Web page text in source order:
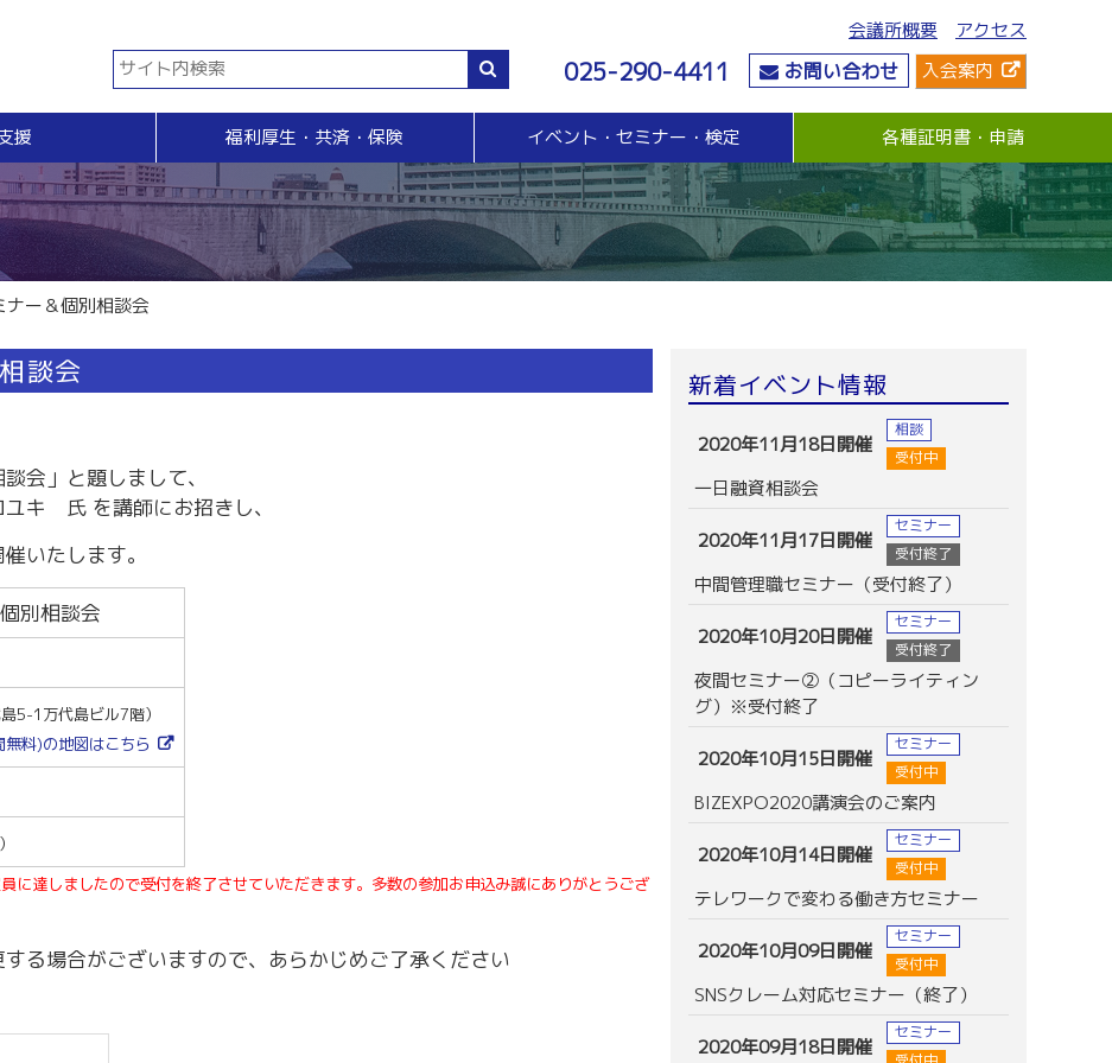
会議所概要 アクセス
025-290-4411 お問い合わせ 入会案内
援
Ｍ＆Ａ
援（無料相談窓口）
易診断
・斡旋
創業融資相談（無料窓口相談）
ライブラリー
援
1日～令和7年3月31日計画
販売拡大・人脈
販売拡大
商い情報便
電子商い情報便
商いつなぐサイト
交流会
資金・融資
無担保・無保証人融資
各種融資制度紹介
社会情勢
要望・提言
地域活性化
福利厚生・共済・保険
共済等
生命共済制度「チューリップ共済」
小規模企業共済制度
火災共済
自動車共済
国民年金基金
危機管理
危機管理支援（無料窓口相談）
与信管理支援(あんしん取引情報提供事業)
ビジネス総合保険制度
売上債権保全制度（グループ取引信用保険）
業務災害補償プラン
休業補償プラン
イベント・セミナー・検定
イベント・セミナー・検定
イベント・セミナー
検定
各種証明書・申請
各種証明書・申請
貿易関係証明
電子証明書発行
【受付終了】GS1事業者（JAN企業）コード
ー＆個別相談会
談会
会」と題しまして、
キ 氏 を講師にお招きし、
いたします。
別相談会
5-1万代島ビル7階）
料)の地図はこちら
に達しましたので受付を終了させていただきます。多数の参加お申込み誠にありがとうござ
る場合がございますので、あらかじめご了承ください
新着イベント情報
2020年11月18日開催
相談
受付中
一日融資相談会
2020年11月17日開催
セミナー
受付終了
中間管理職セミナー（受付終了）
2020年10月20日開催
セミナー
受付終了
夜間セミナー②（コピーライティン
グ）※受付終了
2020年10月15日開催
セミナー
受付中
BIZEXPO2020講演会のご案内
2020年10月14日開催
セミナー
受付中
テレワークで変わる働き方セミナー
2020年10月09日開催
セミナー
受付中
SNSクレーム対応セミナー（終了）
2020年09月18日開催
セミナー